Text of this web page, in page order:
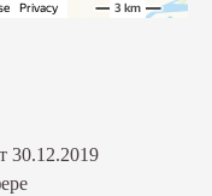
30.12.2019